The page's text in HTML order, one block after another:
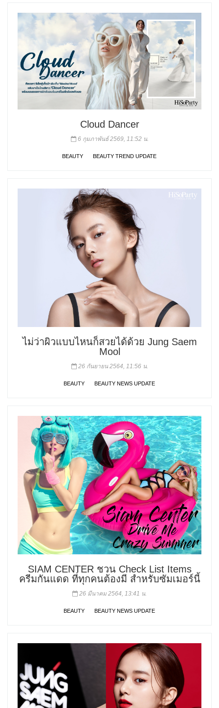
Cloud Dancer
6 กุมภาพันธ์ 2569, 11:52 น.
BEAUTY BEAUTY TREND UPDATE
ไม่ว่าผิวแบบไหนก็สวยได้ด้วย Jung Saem
Mool
26 กันยายน 2564, 11:56 น.
BEAUTY BEAUTY NEWS UPDATE
SIAM CENTER ชวน Check List Items
ครีมกันแดด ที่ทุกคนต้องมี สำหรับซัมเมอร์นี้
26 มีนาคม 2564, 13:41 น.
BEAUTY BEAUTY NEWS UPDATE